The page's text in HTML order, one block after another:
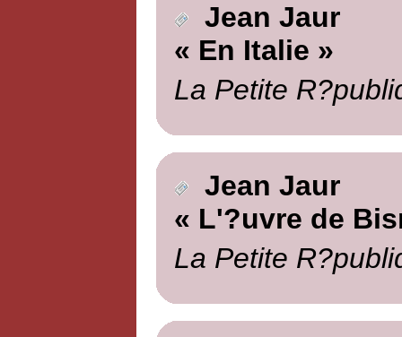
Jean Jaur
« En Italie »
La Petite
Jean Jaur
« L'?uvre de
La Petite